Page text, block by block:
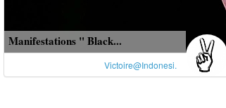
Manifestations " Black...
Victoire@Indonesi.